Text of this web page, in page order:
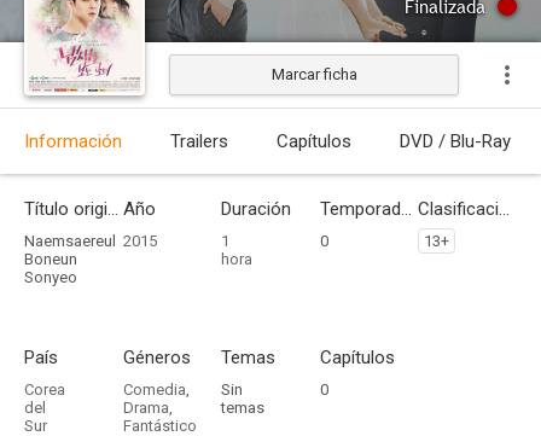
Finalizada
Marcar ficha
Información Trailers Capítulos DVD / Blu-Ray
Título original
Naemsaereul
Boneun
Sonyeo
Año
2015
Duración
1
hora
Temporadas
0
Clasificación por edades
13+
País
Corea
del
Sur
Géneros
Comedia,
Drama,
Fantástico
Temas
Sin
temas
Capítulos
0